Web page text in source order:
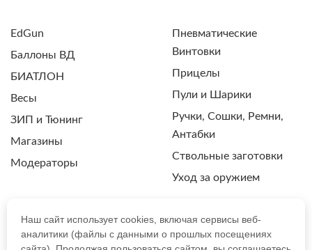
EdGun
Баллоны ВД
БИАТЛОН
Весы
ЗИП и Тюнинг
Магазины
Модераторы
Пневматические
Винтовки
Прицелы
Пули и Шарики
Ручки, Сошки, Ремни,
Антабки
Ствольные заготовки
Уход за оружием
ПОЛИТИКА КОНФИДЕНЦИАЛЬНОСТИ
Наш сайт использует cookies, включая сервисы веб-
аналитики (файлы с данными о прошлых посещениях